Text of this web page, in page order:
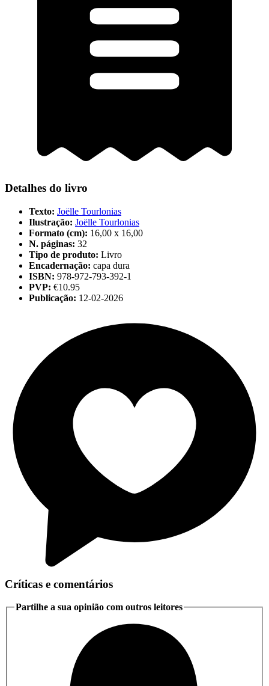
Detalhes do livro
Texto: Joëlle Tourlonias
Ilustração: Joëlle Tourlonias
Formato (cm): 16,00 x 16,00
N. páginas: 32
Tipo de produto: Livro
Encadernação: capa dura
ISBN: 978-972-793-392-1
PVP: €10.95
Publicação: 12-02-2026
Críticas e comentários
Partilhe a sua opinião com outros leitores